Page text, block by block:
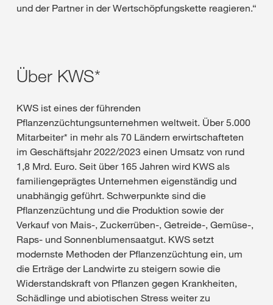
und der Partner in der Wertschöpfungskette reagieren.“
Über KWS*
KWS ist eines der führenden
Pflanzenzüchtungsunternehmen weltweit. Über 5.000
Mitarbeiter* in mehr als 70 Ländern erwirtschafteten
im Geschäftsjahr 2022/2023 einen Umsatz von rund
1,8 Mrd. Euro. Seit über 165 Jahren wird KWS als
familiengeprägtes Unternehmen eigenständig und
unabhängig geführt. Schwerpunkte sind die
Pflanzenzüchtung und die Produktion sowie der
Verkauf von Mais-, Zuckerrüben-, Getreide-, Gemüse-,
Raps- und Sonnenblumensaatgut. KWS setzt
modernste Methoden der Pflanzenzüchtung ein, um
die Erträge der Landwirte zu steigern sowie die
Widerstandskraft von Pflanzen gegen Krankheiten,
Schädlinge und abiotischen Stress weiter zu